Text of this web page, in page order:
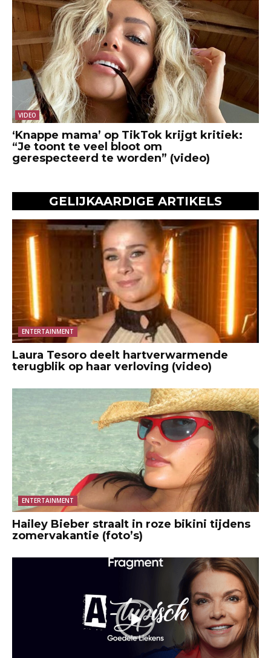
VIDEO
‘Knappe mama’ op TikTok krijgt kritiek:
“Je toont te veel bloot om
gerespecteerd te worden” (video)
GELIJKAARDIGE ARTIKELS
ENTERTAINMENT
Laura Tesoro deelt hartverwarmende
terugblik op haar verloving (video)
ENTERTAINMENT
Hailey Bieber straalt in roze bikini tijdens
zomervakantie (foto’s)